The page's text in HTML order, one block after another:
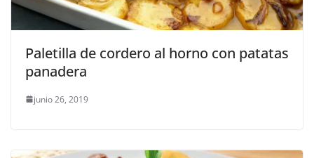
Paletilla de cordero al horno con patatas
panadera
junio 26, 2019